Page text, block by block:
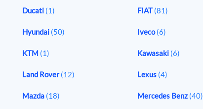
Ducati (1) FIAT(81)
Hyundai (50) Iveco(6)
KTM (1) Kawasaki (6)
Land Rover(12) Lexus (4)
Mazda (18) Mercedes Benz (40)